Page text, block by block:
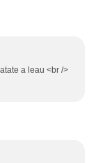
a leau <br />